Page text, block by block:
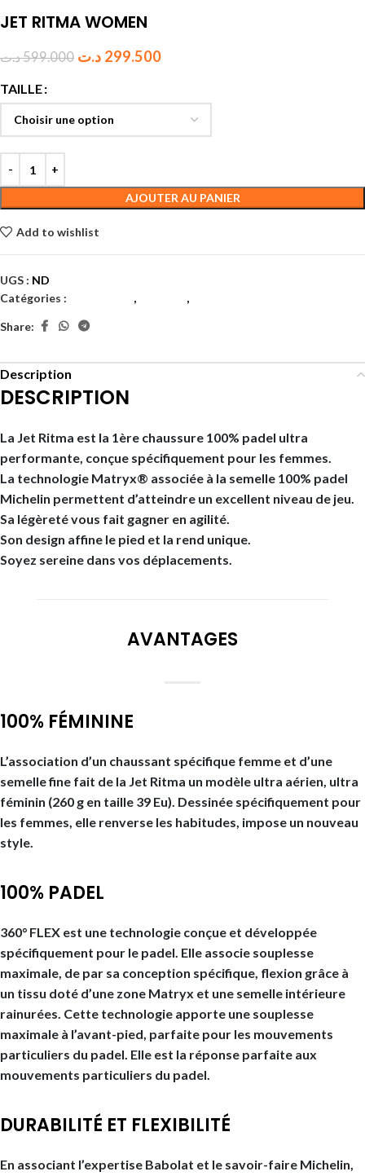
JET RITMA WOMEN
599.000د.ت 299.500 د.ت
TAILLE
AJOUTER AU PANIER
Add to wishlist
UGS : ND
Catégories :
, ,
Share:
Description
DESCRIPTION
La Jet Ritma est la 1ère chaussure 100% padel ultra
performante, conçue spécifiquement pour les femmes.
La technologie Matryx® associée à la semelle 100% padel
Michelin permettent d’atteindre un excellent niveau de jeu.
Sa légèreté vous fait gagner en agilité.
Son design affine le pied et la rend unique.
Soyez sereine dans vos déplacements.
AVANTAGES
100% FÉMININE
L’association d’un chaussant spécifique femme et d’une
semelle fine fait de la Jet Ritma un modèle ultra aérien, ultra
féminin (260 g en taille 39 Eu). Dessinée spécifiquement pour
les femmes, elle renverse les habitudes, impose un nouveau
style.
100% PADEL
360° FLEX est une technologie conçue et développée
spécifiquement pour le padel. Elle associe souplesse
maximale, de par sa conception spécifique, flexion grâce à
un tissu doté d’une zone Matryx et une semelle intérieure
rainurées. Cette technologie apporte une souplesse
maximale à l’avant-pied, parfaite pour les mouvements
particuliers du padel. Elle est la réponse parfaite aux
mouvements particuliers du padel.
DURABILITÉ ET FLEXIBILITÉ
En associant l’expertise Babolat et le savoir-faire Michelin,